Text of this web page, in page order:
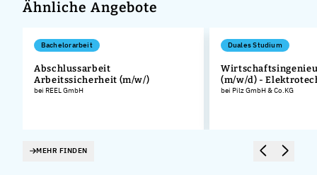
Ähnliche Angebote
Bachelorarbeit
Abschlussarbeit
Arbeitssicherheit (m/w/)
bei REEL GmbH
Duales Studium
(m/w/d) -
bei Pilz GmbH & Co.KG
MEHR FINDEN